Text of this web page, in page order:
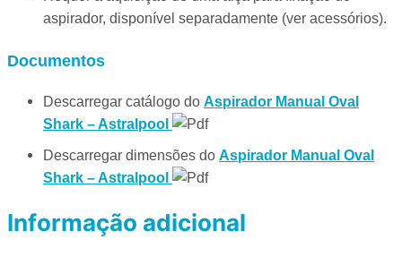
aspirador, disponível separadamente (ver acessórios).
Documentos
Descarregar catálogo do Aspirador Manual Oval
Shark – Astralpool
Descarregar dimensões do Aspirador Manual Oval
Shark – Astralpool
Informação adicional